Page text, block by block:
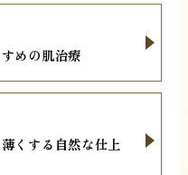
めの肌治療
くする自然な仕上